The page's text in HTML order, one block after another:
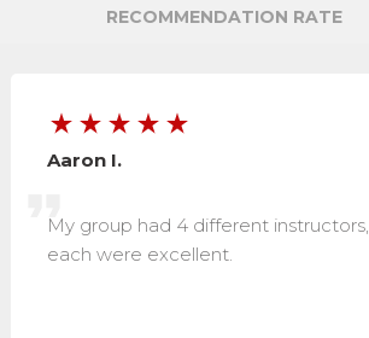
Aaron I.
My group had 4 different instructors,
each were excellent.
RECOMMENDATION RATE